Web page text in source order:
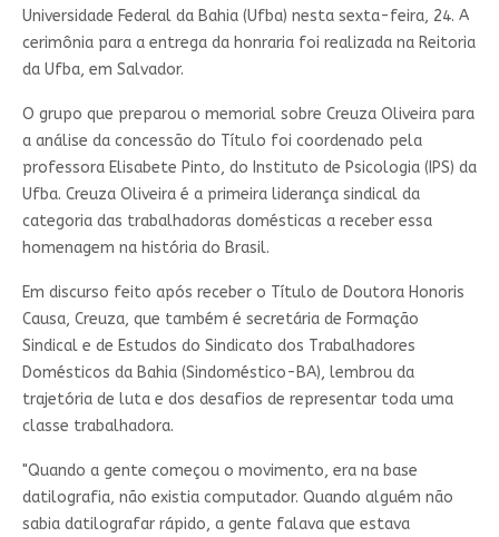
Universidade Federal da Bahia (Ufba) nesta sexta-feira, 24. A
cerimônia para a entrega da honraria foi realizada na Reitoria
da Ufba, em Salvador.
O grupo que preparou o memorial sobre Creuza Oliveira para
a análise da concessão do Título foi coordenado pela
professora Elisabete Pinto, do Instituto de Psicologia (IPS) da
Ufba. Creuza Oliveira é a primeira liderança sindical da
categoria das trabalhadoras domésticas a receber essa
homenagem na história do Brasil.
Em discurso feito após receber o Título de Doutora Honoris
Causa, Creuza, que também é secretária de Formação
Sindical e de Estudos do Sindicato dos Trabalhadores
Domésticos da Bahia (Sindoméstico-BA), lembrou da
trajetória de luta e dos desafios de representar toda uma
classe trabalhadora.
"Quando a gente começou o movimento, era na base
datilografia, não existia computador. Quando alguém não
sabia datilografar rápido, a gente falava que estava